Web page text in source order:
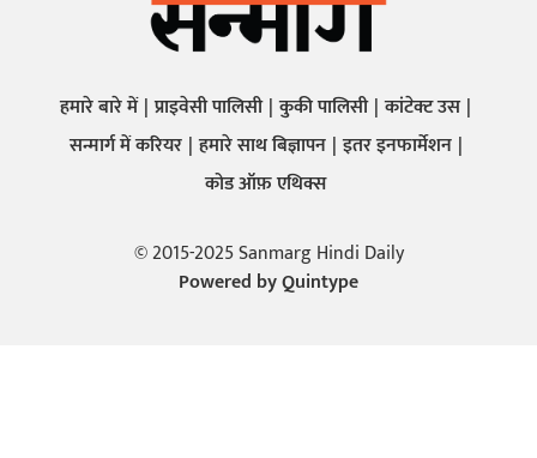
हमारे बारे में प्राइवेसी पालिसी कुकी पालिसी कांटेक्ट उस
सन्मार्ग में करियर हमारे साथ बिज्ञापन इतर इनफार्मेशन
कोड ऑफ़ एथिक्स
© 2015-2025 Sanmarg Hindi Daily
Powered byQuintype